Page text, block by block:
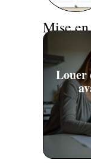
Mise
Louer